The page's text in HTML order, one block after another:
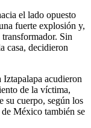
el lado opuesto
fuerte explosión y,
Sin
casa, decidieron
acudieron
de la víctima,
su cuerpo, según los
México también se